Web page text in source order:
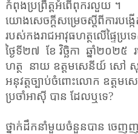
កំពុងប្រព្រឹត្តអំពើពុករលួយ ។
យោងសេចក្តីសម្រេចស្តីពីការបង្កើ
របស់កងរាជអាវុធហត្ថលើផ្ទៃ
ថ្ងៃទី២៧ ខែ វិច្ឆិកា ឆ្នាំ២០២៥
ហត្ថ
នាយ ឧត្តមសេនីយ៍ សៅ
អនុវត្តច្បាប់ចំពោះលោក ឧត្តម
ប្រចាំអាស៊ី បាន ដែលឬទេ?
ថ្នាក់ដឹកនាំមួយចំនួនបាន ចេញ